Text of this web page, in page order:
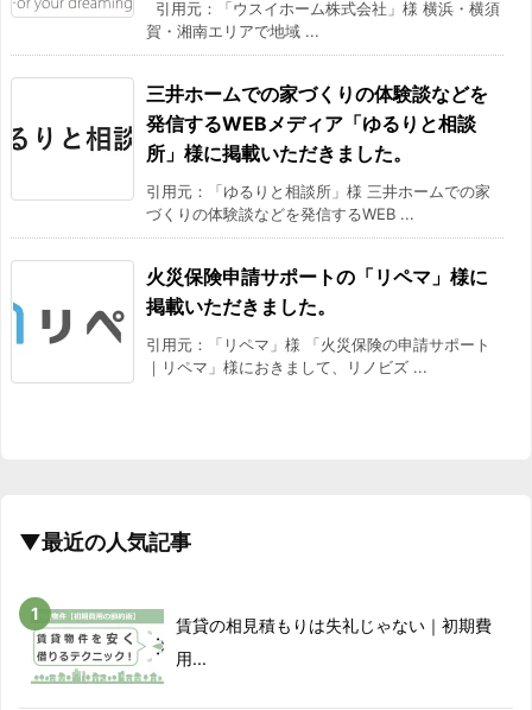
引用元：「ウスイホーム株式会社」様 横浜・横須
賀・湘南エリアで地域 ...
三井ホームでの家づくりの体験談などを
発信するWEBメディア「ゆるりと相談
所」様に掲載いただきました。
引用元：「ゆるりと相談所」様 三井ホームでの家
づくりの体験談などを発信するWEB ...
火災保険申請サポートの「リペマ」様に
掲載いただきました。
引用元：「リペマ」様 「火災保険の申請サポート
｜リペマ」様におきまして、リノビズ ...
▼最近の人気記事
賃貸の相見積もりは失礼じゃない｜初期費
用...